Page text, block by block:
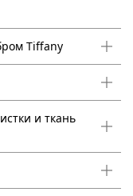
Tiffany
и ткань